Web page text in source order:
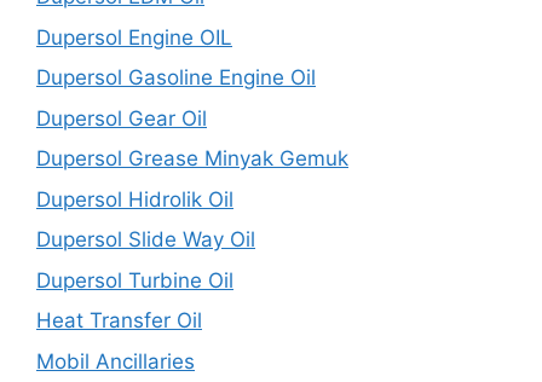
Dupersol Engine OIL
Dupersol Gasoline Engine Oil
Dupersol Gear Oil
Dupersol Grease Minyak Gemuk
Dupersol Hidrolik Oil
Dupersol Slide Way Oil
Dupersol Turbine Oil
Heat Transfer Oil
Mobil Ancillaries